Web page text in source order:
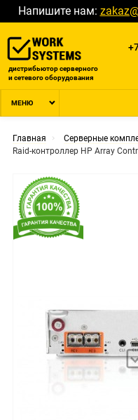
Напишите нам:
дистрибьютор серверного
и сетевого оборудования
МЕНЮ
Главная Серверные
Raid-контроллер HP Array